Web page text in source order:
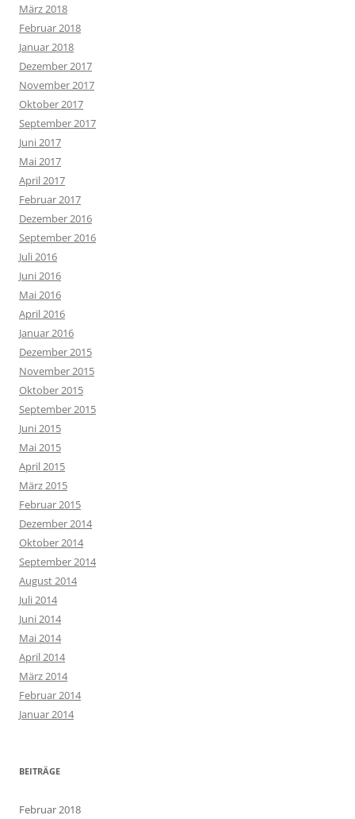
März 2018
Februar 2018
Januar 2018
Dezember 2017
November 2017
Oktober 2017
September 2017
Juni 2017
Mai 2017
April 2017
Februar 2017
Dezember 2016
September 2016
Juli 2016
Juni 2016
Mai 2016
April 2016
Januar 2016
Dezember 2015
November 2015
Oktober 2015
September 2015
Juni 2015
Mai 2015
April 2015
März 2015
Februar 2015
Dezember 2014
Oktober 2014
September 2014
August 2014
Juli 2014
Juni 2014
Mai 2014
April 2014
März 2014
Februar 2014
Januar 2014
BEITRÄGE
Februar 2018